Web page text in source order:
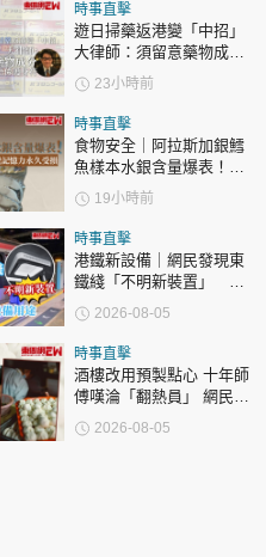
時事直擊
遊日掃藥返港變「中招」
大律師：須留意藥物成分
自用代購都唔係護身符
23小時前
時事直擊
食物安全｜阿拉斯加銀鱈
魚樣本水銀含量爆表！或
令視力聽覺記憶力永久受
損
19小時前
時事直擊
港鐵新設備｜網民發現東
鐵綫「不明新裝置」 港
鐵解畫新設備用途
2026-08-05
時事直擊
酒樓改用預製點心 十年師
傅嘆淪「翻熱員」 網民憂
傳統手藝被淘汰
2026-08-05